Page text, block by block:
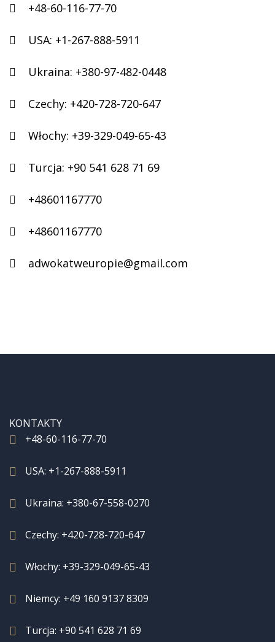
+48-60-116-77-70
USA: +1-267-888-5911
Ukraina: +380-97-482-0448
Czechy: +420-728-720-647
Włochy: +39-329-049-65-43
Turcja: +90 541 628 71 69
+48601167770
+48601167770
adwokatweuropie@gmail.com
KONTAKTY
+48-60-116-77-70
USA: +1-267-888-5911
Ukraina: +380-67-558-0270
Czechy: +420-728-720-647
Włochy: +39-329-049-65-43
Niemcy: +49 160 9137 8309
Turcja: +90 541 628 71 69